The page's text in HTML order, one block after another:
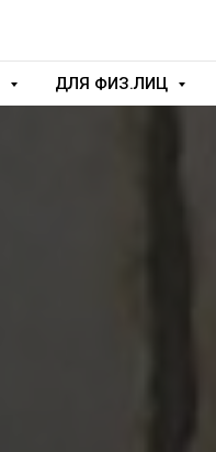
ДЛЯ ФИЗ.ЛИЦ